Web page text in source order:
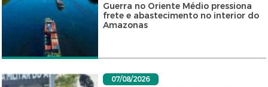
Guerra no Oriente Médio pressiona
frete e abastecimento no interior do
Amazonas
07/08/2026